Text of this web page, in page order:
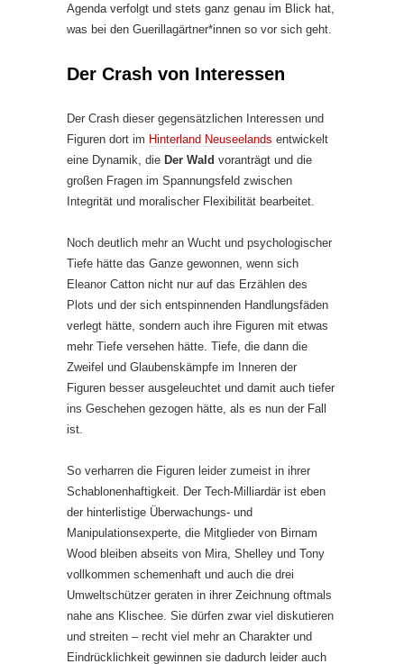
Agenda verfolgt und stets ganz genau im Blick hat,
was bei den Guerillagärtner*innen so vor sich geht.
Der Crash von Interessen
Der Crash dieser gegensätzlichen Interessen und
Figuren dort im Hinterland Neuseelands entwickelt
eine Dynamik, die Der Wald voranträgt und die
großen Fragen im Spannungsfeld zwischen
Integrität und moralischer Flexibilität bearbeitet.
Noch deutlich mehr an Wucht und psychologischer
Tiefe hätte das Ganze gewonnen, wenn sich
Eleanor Catton nicht nur auf das Erzählen des
Plots und der sich entspinnenden Handlungsfäden
verlegt hätte, sondern auch ihre Figuren mit etwas
mehr Tiefe versehen hätte. Tiefe, die dann die
Zweifel und Glaubenskämpfe im Inneren der
Figuren besser ausgeleuchtet und damit auch tiefer
ins Geschehen gezogen hätte, als es nun der Fall
ist.
So verharren die Figuren leider zumeist in ihrer
Schablonenhaftigkeit. Der Tech-Milliardär ist eben
der hinterlistige Überwachungs- und
Manipulationsexperte, die Mitglieder von Birnam
Wood bleiben abseits von Mira, Shelley und Tony
vollkommen schemenhaft und auch die drei
Umweltschützer geraten in ihrer Zeichnung oftmals
nahe ans Klischee. Sie dürfen zwar viel diskutieren
und streiten – recht viel mehr an Charakter und
Eindrücklichkeit gewinnen sie dadurch leider auch